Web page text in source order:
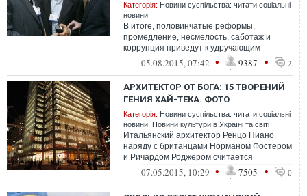
Категорія: Новини суспільства: читати соціальні
новини
В итоге, половинчатые реформы,
промедление, несмелость, саботаж и
коррупция приведут к удручающим
последствиям. И анонсированная
"деолигархизация" выл...
05.08.2015, 07:42 • 9387 • 2
АРХИТЕКТОР ОТ БОГА: 15 ТВОРЕНИЙ
ГЕНИЯ ХАЙ-ТЕКА. ФОТО
Категорія: Новини суспільства: читати соціальні
новини Новини культури в Україні та світі
Итальянский архитектор Ренцо Пиано
наряду с британцами Норманом Фостером
и Ричардом Роджером считается
родоначальником архитектурного стиля
07.05.2015, 10:29 • 7505 • 0